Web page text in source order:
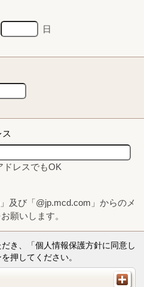
日
レスでもOK
及び「@jp.mcd.com」からのメ
願いします。
き、「個人情報保護方針に同意し
押してください。